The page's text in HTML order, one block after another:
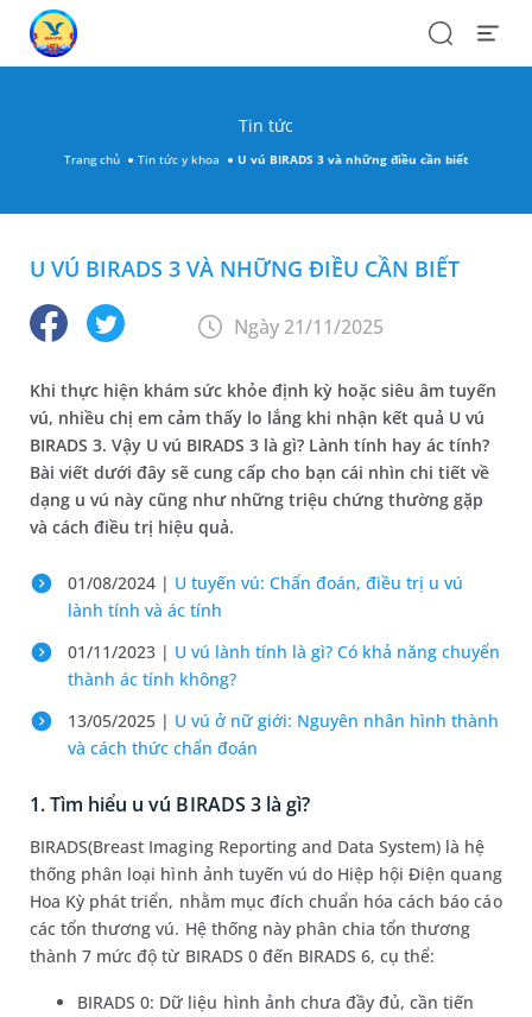
SearchOpen
Tin tức
Trang chủ Tin tức y khoa U vú BIRADS 3 và những điều cần biết
U VÚ BIRADS 3 VÀ NHỮNG ĐIỀU CẦN BIẾT
Ngày 21/11/2025
Khi thực hiện khám sức khỏe định kỳ hoặc siêu âm tuyến
vú, nhiều chị em cảm thấy lo lắng khi nhận kết quả U vú
BIRADS 3. Vậy U vú BIRADS 3 là gì? Lành tính hay ác tính?
Bài viết dưới đây sẽ cung cấp cho bạn cái nhìn chi tiết về
dạng u vú này cũng như những triệu chứng thường gặp
và cách điều trị hiệu quả.
01/08/2024 | U tuyến vú: Chẩn đoán, điều trị u vú
lành tính và ác tính
01/11/2023 | U vú lành tính là gì? Có khả năng chuyển
thành ác tính không?
13/05/2025 | U vú ở nữ giới: Nguyên nhân hình thành
và cách thức chẩn đoán
1. Tìm hiểu u vú BIRADS 3 là gì?
BIRADS(Breast Imaging Reporting and Data System) là hệ
thống phân loại hình ảnh tuyến vú do Hiệp hội Điện quang
Hoa Kỳ phát triển, nhằm mục đích chuẩn hóa cách báo cáo
các tổn thương vú. Hệ thống này phân chia tổn thương
thành 7 mức độ từ BIRADS 0 đến BIRADS 6, cụ thể:
BIRADS 0: Dữ liệu hình ảnh chưa đầy đủ, cần tiến